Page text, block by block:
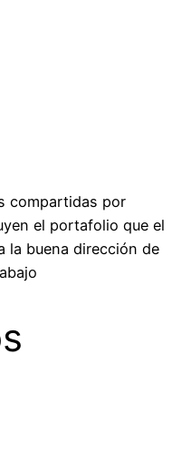
compartidas por
el portafolio que el
la buena dirección de